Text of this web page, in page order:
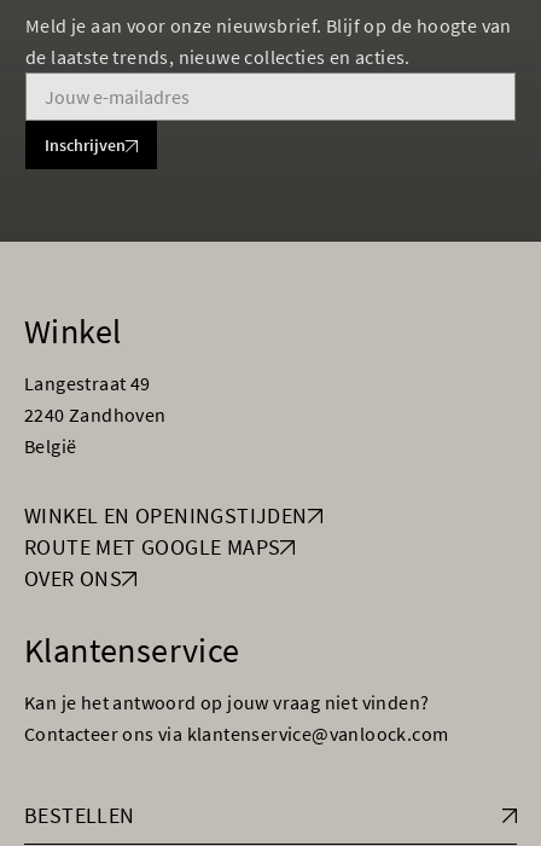
Meld je aan voor onze nieuwsbrief. Blijf op de hoogte van
de laatste trends, nieuwe collecties en acties.
Inschrijven
Winkel
Langestraat 49
2240 Zandhoven
België
WINKEL EN OPENINGSTIJDEN
ROUTE MET GOOGLE MAPS
OVER ONS
Klantenservice
Kan je het antwoord op jouw vraag niet vinden?
Contacteer ons via klantenservice@vanloock.com
BESTELLEN